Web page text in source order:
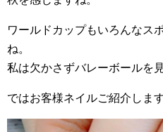
ワールドカップもいろんなス
ね。
私は欠かさずバレーボールを
ではお客様ネイルご紹介します